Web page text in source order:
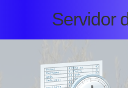
Servidor